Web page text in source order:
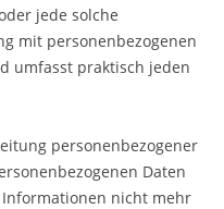
jede solche
mit personenbezogenen
umfasst praktisch jeden
personenbezogener
Daten
nicht mehr